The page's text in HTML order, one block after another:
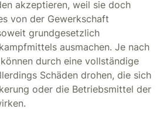
akzeptieren, weil sie doch
von der Gewerkschaft
grundgesetzlich
ausmachen. Je nach
durch eine vollständige
Schäden drohen, die sich
oder die Betriebsmittel der